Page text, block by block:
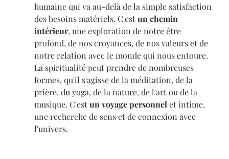
humaine qui va au-delà de la simple satisfaction
des besoins matériels. C'est un chemin
intérieur, une exploration de notre être
profond, de nos croyances, de nos valeurs et de
notre relation avec le monde qui nous entoure.
La spiritualité peut prendre de nombreuses
formes, qu'il s'agisse de la méditation, de la
prière, du yoga, de la nature, de l'art ou de la
musique. C'est un voyage personnel et intime,
une recherche de sens et de connexion avec
l'univers.